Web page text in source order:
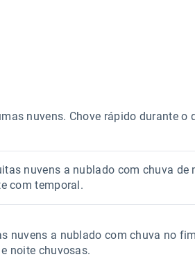
nuvens. Chove rápido durante o
Tarde
4.3mm
90% de chance
nuvens a nublado com chuva de
com temporal.
Tarde Noite
nuvens a nublado com chuva no
noite chuvosas.